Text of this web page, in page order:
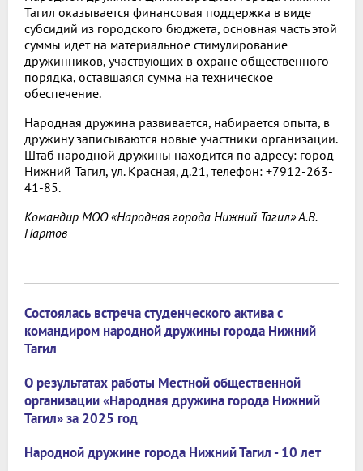
Тагил оказывается финансовая поддержка в виде
субсидий из городского бюджета, основная часть этой
суммы идёт на материальное стимулирование
дружинников, участвующих в охране общественного
порядка, оставшаяся сумма на техническое
обеспечение.
Народная дружина развивается, набирается опыта, в
дружину записываются новые участники организации.
Штаб народной дружины находится по адресу: город
Нижний Тагил, ул. Красная, д.21, телефон: +7912-263-
41-85.
Командир МОО «Народная города Нижний Тагил» А.В.
Нартов
Состоялась встреча студенческого актива с
командиром народной дружины города Нижний
Тагил
О результатах работы Местной общественной
организации «Народная дружина города Нижний
Тагил» за 2025 год
Народной дружине города Нижний Тагил - 10 лет